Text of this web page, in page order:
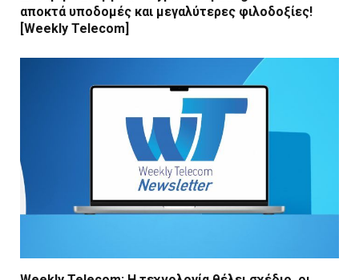
αποκτά υποδομές και μεγαλύτερες φιλοδοξίες!
[Weekly Telecom]